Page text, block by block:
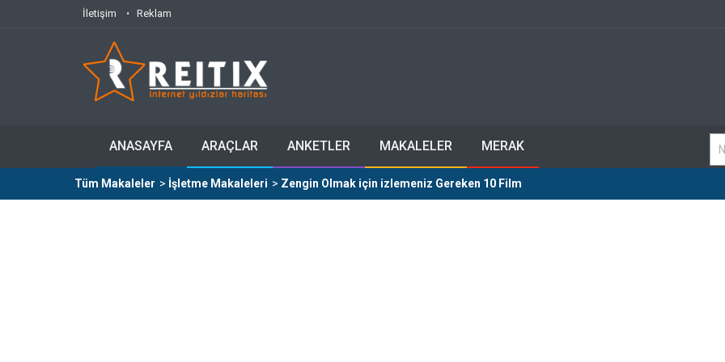
İletişim Reklam
ANASAYFA ARAÇLAR ANKETLER MAKALELER MERAK
Tüm Makaleler > İşletme Makaleleri > Zengin Olmak için izlemeniz Gereken 10 Film